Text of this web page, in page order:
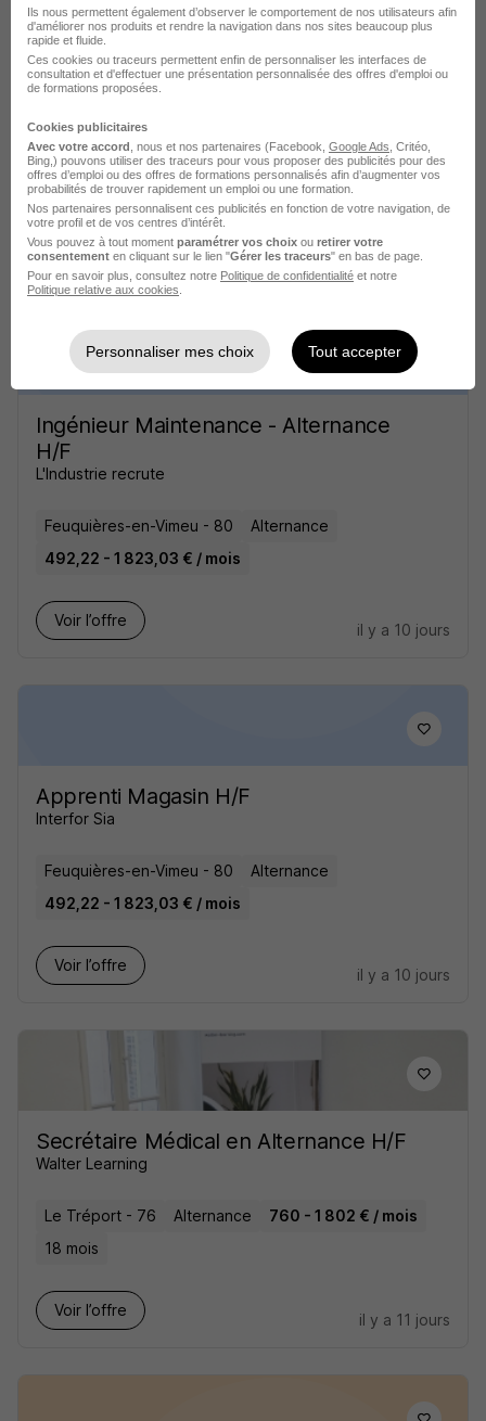
L'Industrie recrute
Chépy - 80 Alternance 492,22 - 1 823,03 € / mois
Voir l’offre
il y a 9 jours
Ingénieur Maintenance - Alternance
H/F
L'Industrie recrute
Feuquières-en-Vimeu - 80
Alternance
492,22 - 1 823,03 € / mois
Voir l’offre
il y a 10 jours
Apprenti Magasin H/F
Interfor Sia
Feuquières-en-Vimeu - 80
Alternance
492,22 - 1 823,03 € / mois
Voir l’offre
il y a 10 jours
Secrétaire Médical en Alternance H/F
Walter Learning
Le Tréport - 76 Alternance
760 - 1 802 € / mois
18 mois
Voir l’offre
il y a 11 jours
Ils nous permettent également d’observer le comportement de nos utilisateurs afin
d'améliorer nos produits et rendre la navigation dans nos sites beaucoup plus
rapide et fluide.
Ces cookies ou traceurs permettent enfin de personnaliser les interfaces de
consultation et d'effectuer une présentation personnalisée des offres d'emploi ou
de formations proposées.
Cookies publicitaires
Avec votre accord , nous et nos partenaires (Facebook, Google Ads , Critéo,
Bing,) pouvons utiliser des traceurs pour vous proposer des publicités pour des
offres d’emploi ou des offres de formations personnalisés afin d’augmenter vos
probabilités de trouver rapidement un emploi ou une formation.
Nos partenaires personnalisent ces publicités en fonction de votre navigation, de
votre profil et de vos centres d’intérêt.
Vous pouvez à tout moment paramétrer vos choix ou retirer votre
consentement en cliquant sur le lien "Gérer les traceurs" en bas de page.
Pour en savoir plus, consultez notre Politique de confidentialité et notre
Politique relative aux cookies
Personnaliser mes choix Tout accepter